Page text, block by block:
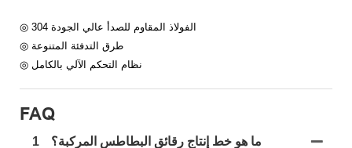
◎ طرق التدفئة المتنوعة
◎ نظام التحكم الآلي بالكامل
FAQ
1 ما هو خط إنتاج رقائق البطاطس المركبة؟